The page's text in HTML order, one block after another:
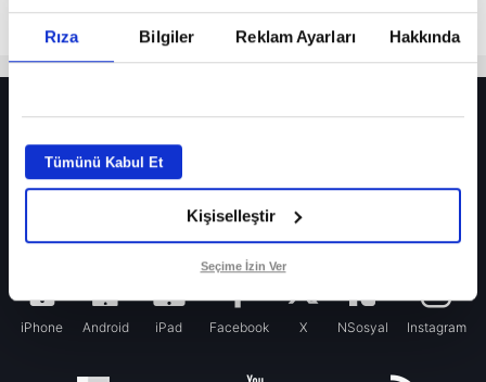
Rıza Bilgiler Reklam Ayarları Hakkında
Tümünü Kabul Et
Kişiselleştir
Seçime İzin Ver
İşte Galatasaray’ın Napoli’den Kevin De Bruyne için yaptığı transfer teklifi!
Fenerbahçe’nin yeni transferi Mason Greenwood için olay sözler!
Galatasaray’da rota yeniden Thiago Almada!
iPhone Android iPad Facebook X NSosyal Instagram